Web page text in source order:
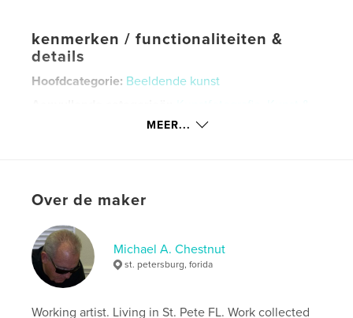
kenmerken / functionaliteiten &
details
Hoofdcategorie: Beeldende kunst
Hardcover, ImageWrap: 9781714963003
Hardcover, stofhoes: 9781714779338
Datum publiceren:dec 30, 2007
TaalEnglish
MEER...
Over de maker
Michael A. Chestnut
st. petersburg, forida
Working artist. Living in St. Pete FL. Work collected